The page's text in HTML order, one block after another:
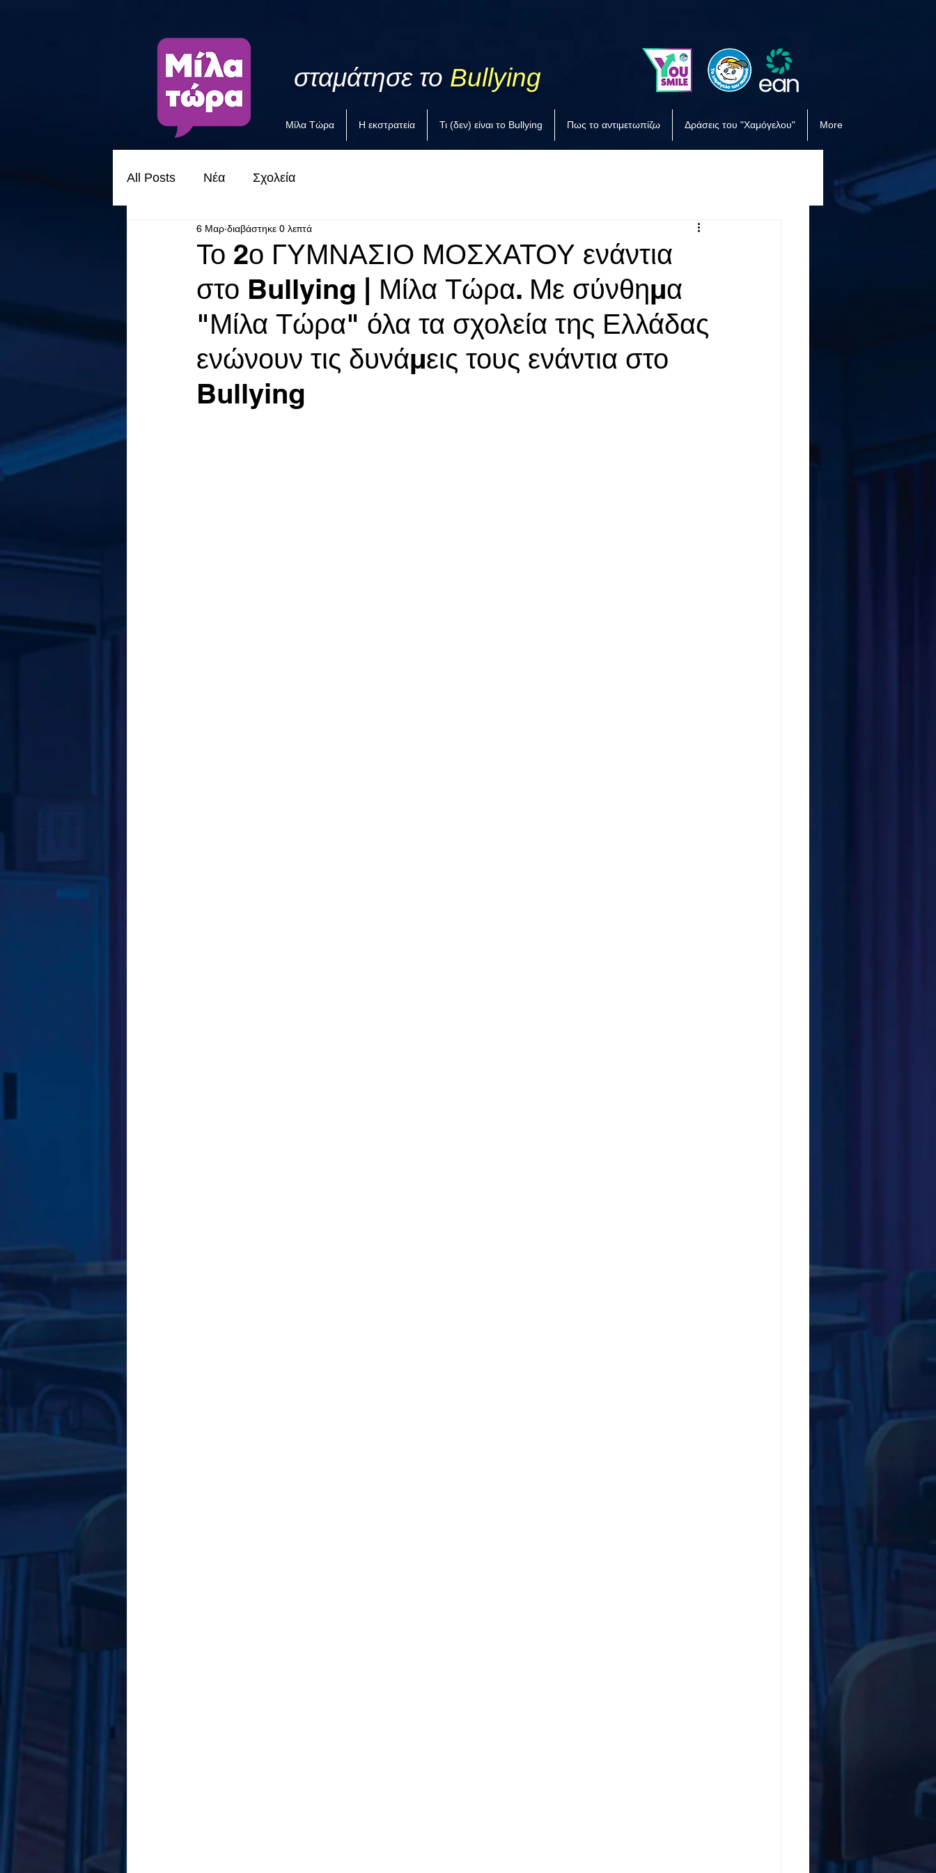
σταμάτησε το Bullying
Μίλα Τώρα Η εκστρατεία Τι (δεν) είναι το Bullying Πως το αντιμετωπίζω Δράσεις του "Χαμόγελου" More
All Posts Νέα Σχολεία
Το 2ο ΓΥΜΝΑΣΙΟ ΜΟΣΧΑΤΟΥ ενάντια
στο Bullying | Μίλα Τώρα. Με σύνθημα
"Μίλα Τώρα" όλα τα σχολεία της Ελλάδας
ενώνουν τις δυνάμεις τους ενάντια στο
Bullying
6 Μαρ διαβάστηκε 0 λεπτά